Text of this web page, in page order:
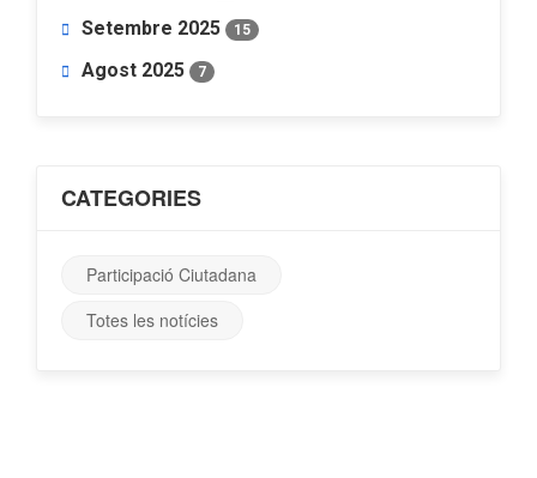
Setembre 2025 15
Agost 2025 7
CATEGORIES
Participació Ciutadana
Totes les notícies